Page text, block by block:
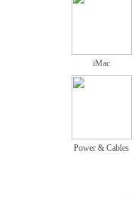
iMac
Power & Cables